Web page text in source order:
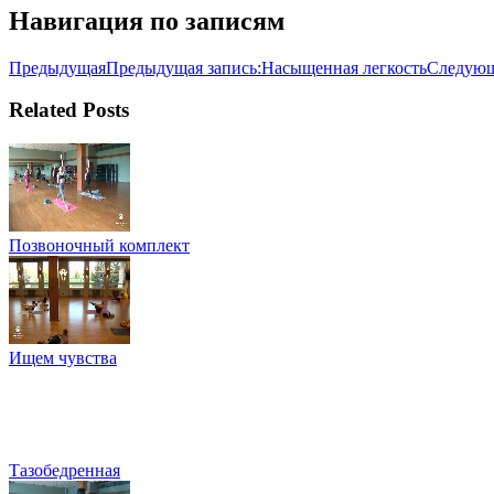
Навигация по записям
ПредыдущаяПредыдущая запись:Насыщенная легкость
Related Posts
Позвоночный комплект
Ищем чувства
Тазобедренная